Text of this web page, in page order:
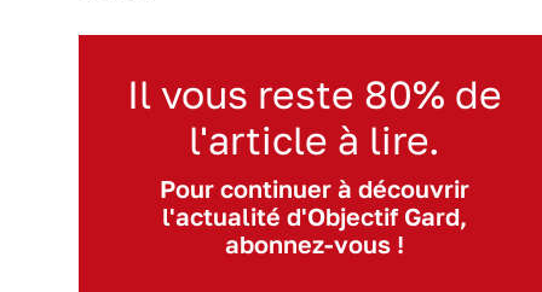
Il vous reste 80% de
l'article à lire.
Pour continuer à découvrir
l'actualité d'Objectif Gard,
abonnez-vous !